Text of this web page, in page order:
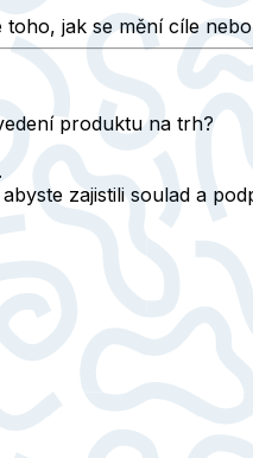
jak se mění cíle
produktu na trh?
zajistili soulad a